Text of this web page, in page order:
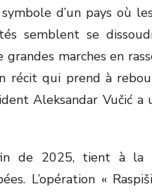
d’un pays où
semblent se
marches en
récit qui prend à
Aleksandar Vučić a
de 2025, tient à la
L’opération «